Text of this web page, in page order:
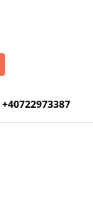
+40722973387